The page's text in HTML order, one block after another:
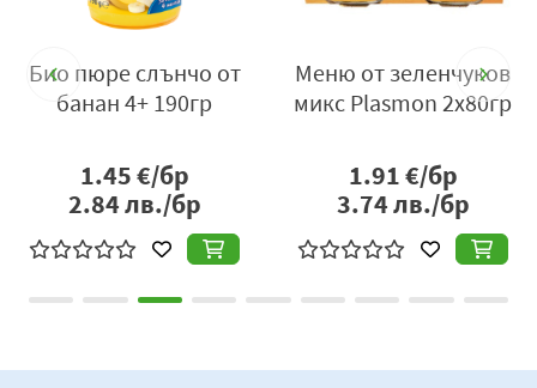
Био пюре слънчо от
банан 4+ 190гр
1.45€/бр
2.84лв./бр
Меню от зеленчуков
микс Plasmon 2x80гр
1.91€/бр
3.74лв./бр